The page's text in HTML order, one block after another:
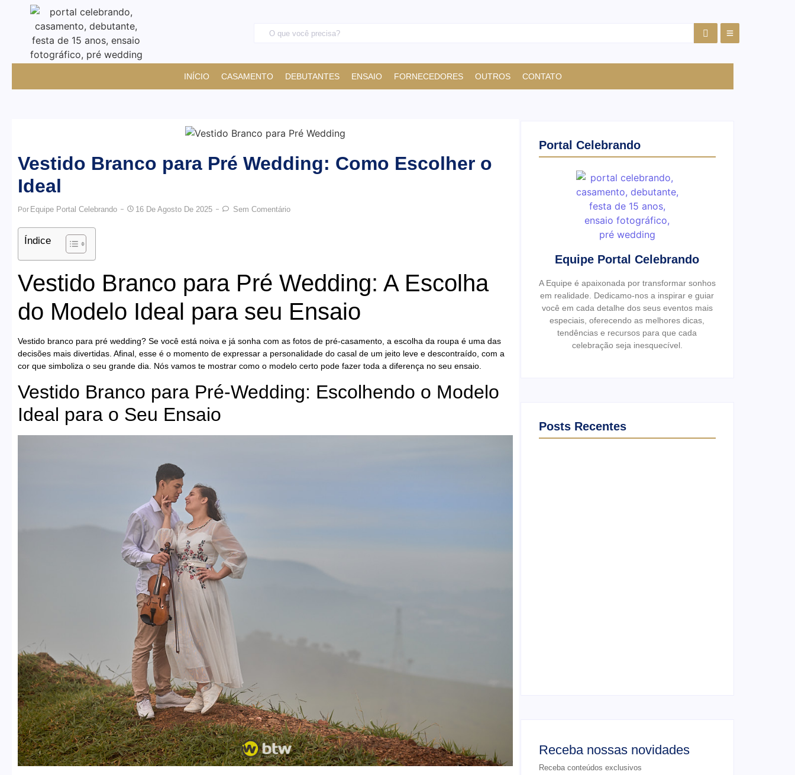
INÍCIO CASAMENTO DEBUTANTES ENSAIO FORNECEDORES OUTROS CONTATO
Vestido Branco para Pré Wedding: Como Escolher o
Ideal
Por Equipe Portal Celebrando 16 De Agosto De 2025 Sem Comentário
Índice
Vestido Branco para Pré Wedding: A Escolha
do Modelo Ideal para seu Ensaio
Vestido branco para pré wedding? Se você está noiva e já sonha com as fotos de pré-casamento, a escolha da roupa é uma das
decisões mais divertidas. Afinal, esse é o momento de expressar a personalidade do casal de um jeito leve e descontraído, com a
cor que simboliza o seu grande dia. Nós vamos te mostrar como o modelo certo pode fazer toda a diferença no seu ensaio.
Vestido Branco para Pré-Wedding: Escolhendo o Modelo
Ideal para o Seu Ensaio
Portal Celebrando
Equipe Portal Celebrando
A Equipe é apaixonada por transformar sonhos
em realidade. Dedicamo-nos a inspirar e guiar
você em cada detalhe dos seus eventos mais
especiais, oferecendo as melhores dicas,
tendências e recursos para que cada
celebração seja inesquecível.
Posts Recentes
Receba nossas novidades
Receba conteúdos exclusivos